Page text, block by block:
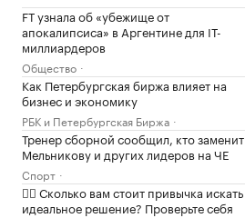
FT узнала об «убежище от
апокалипсиса» в Аргентине для IT-
миллиардеров
Общество
Как Петербургская биржа влияет на
бизнес и экономику
РБК и Петербургская Биржа
Тренер сборной сообщил, кто заменит
Мельникову и других лидеров на ЧЕ
Спорт
✍🏻 Сколько вам стоит привычка искать
идеальное решение? Проверьте себя